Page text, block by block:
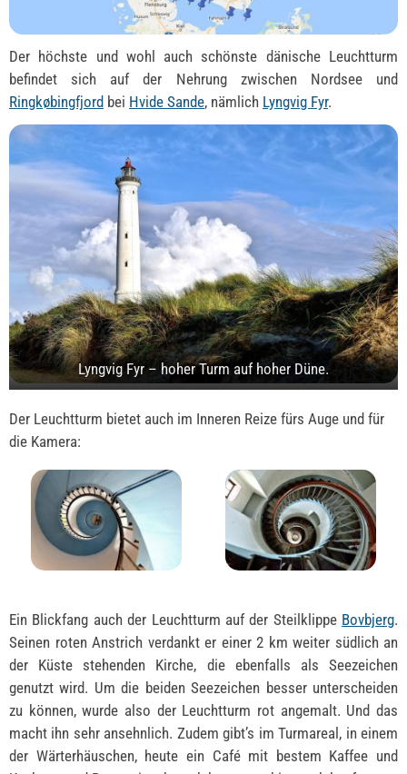
Der höchste und wohl auch schönste dänische Leuchtturm
befindet sich auf der Nehrung zwischen Nordsee und
Ringkøbingfjord bei Hvide Sande, nämlich Lyngvig Fyr.
Lyngvig Fyr – hoher Turm auf hoher Düne.
Der Leuchtturm bietet auch im Inneren Reize fürs Auge und für
die Kamera:
Ein Blickfang auch der Leuchtturm auf der Steilklippe Bovbjerg.
Seinen roten Anstrich verdankt er einer 2 km weiter südlich an
der Küste stehenden Kirche, die ebenfalls als Seezeichen
genutzt wird. Um die beiden Seezeichen besser unterscheiden
zu können, wurde also der Leuchtturm rot angemalt. Und das
macht ihn sehr ansehnlich. Zudem gibt’s im Turmareal, in einem
der Wärterhäuschen, heute ein Café mit bestem Kaffee und